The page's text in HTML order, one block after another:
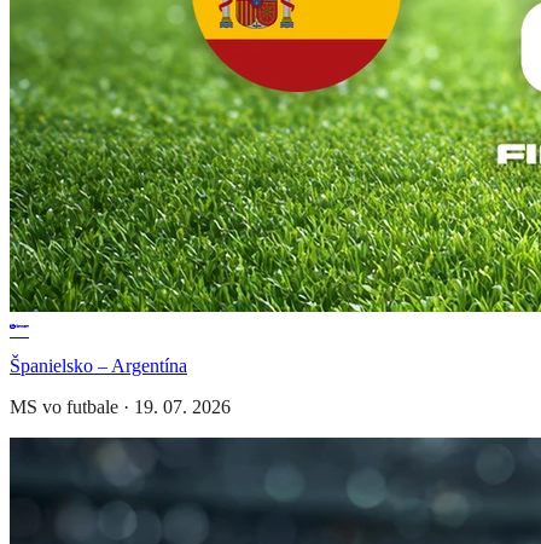
Španielsko – Argentína
MS vo futbale · 19. 07. 2026